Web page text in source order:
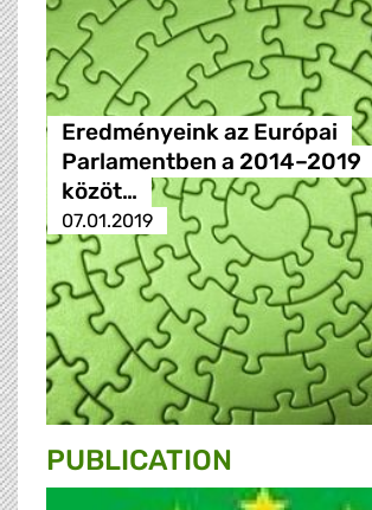
Eredményeink az Európai
Parlamentben a 2014–2019
közöt…
07.01.2019
PUBLICATION